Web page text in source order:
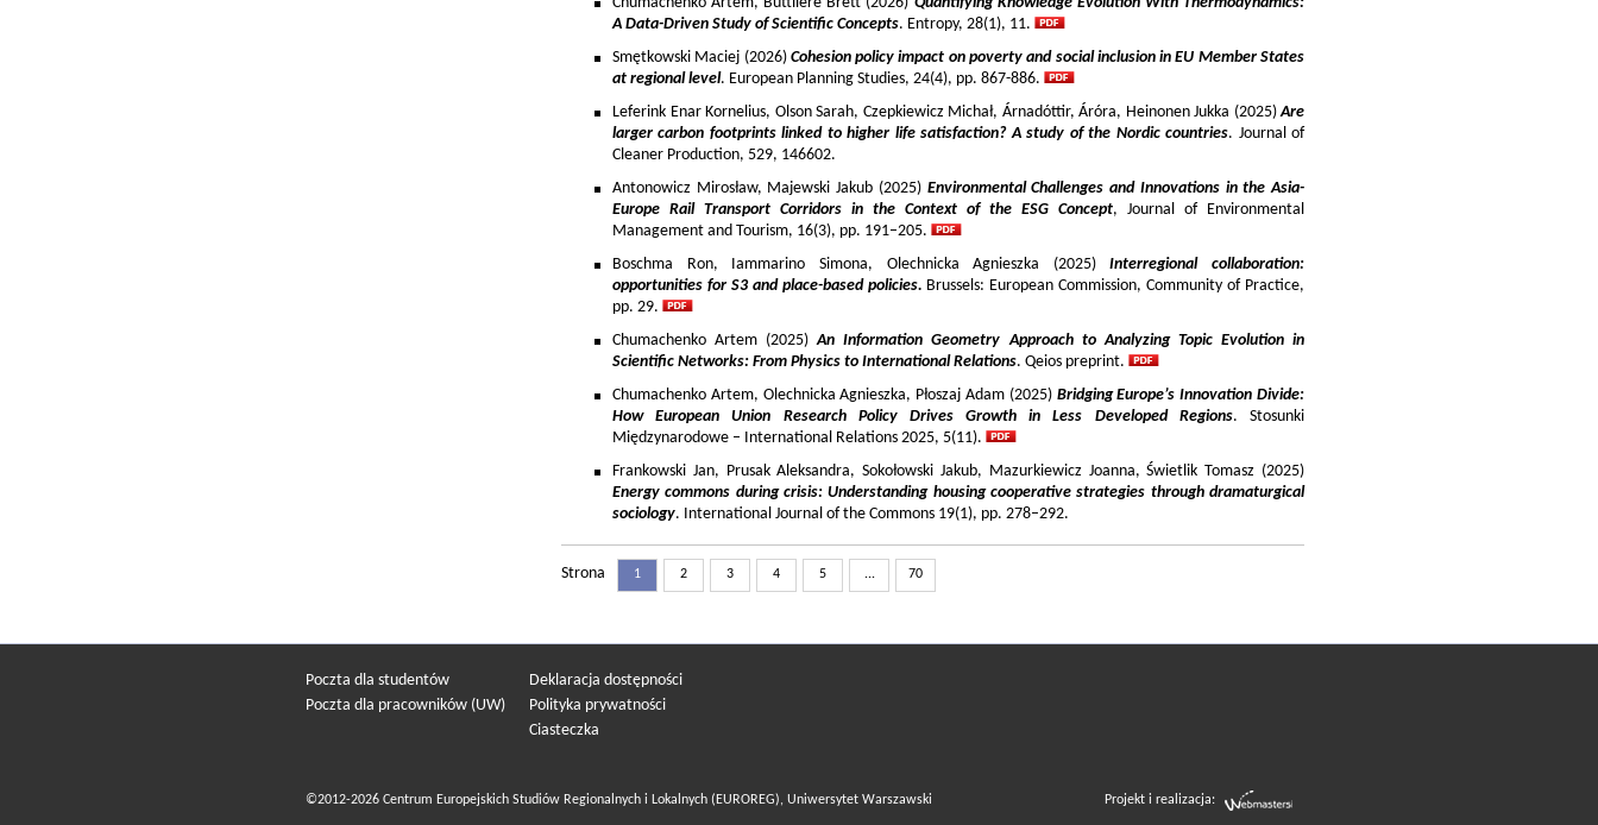
A Data-Driven Study of Scientific Concepts. Entropy, 28(1), 11.
Smętkowski Maciej (2026) Cohesion policy impact on poverty and social inclusion in EU Member States
at regional level. European Planning Studies, 24(4), pp. 867-886.
Leferink Enar Kornelius, Olson Sarah, Czepkiewicz Michał, Árnadóttir, Áróra, Heinonen Jukka (2025)Are
larger carbon footprints linked to higher life satisfaction? A study of the Nordic countries. Journal of
Cleaner Production, 529, 146602.
Antonowicz Mirosław, Majewski Jakub (2025) Environmental Challenges and Innovations in the Asia-
Europe Rail Transport Corridors in the Context of the ESG Concept, Journal of Environmental
Management and Tourism, 16(3), pp. 191–205.
Boschma Ron, Iammarino Simona, Olechnicka Agnieszka (2025)Interregional collaboration:
opportunities for S3 and place-based policies. Brussels: European Commission, Community of Practice,
pp. 29.
Chumachenko Artem (2025)An Information Geometry Approach to Analyzing Topic Evolution in
Scientific Networks: From Physics to International Relations. Qeios preprint.
Chumachenko Artem, Olechnicka Agnieszka, Płoszaj Adam (2025) Bridging Europe’s Innovation Divide:
How European Union Research Policy Drives Growth in Less Developed Regions. Stosunki
Międzynarodowe – International Relations 2025, 5(11).
Frankowski Jan, Prusak Aleksandra, Sokołowski Jakub, Mazurkiewicz Joanna, Świetlik Tomasz (2025)
Energy commons during crisis: Understanding housing cooperative strategies through dramaturgical
sociology. International Journal of the Commons 19(1), pp. 278–292.
Strona 1 2 3 4 5 ... 70
Poczta dla studentów
Poczta dla pracowników (UW)
Deklaracja dostępności
Polityka prywatności
Ciasteczka
©2012-2026 Centrum Europejskich Studiów Regionalnych i Lokalnych (EUROREG), Uniwersytet Warszawski Projekt i realizacja: